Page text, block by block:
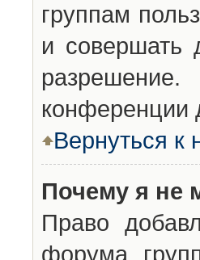
группам
и совершать
конференции
Вернуться к
Почему я не
Право
форума,